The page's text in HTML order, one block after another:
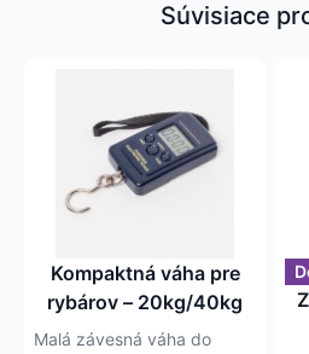
Súvisiace
Kompaktná váha pre
rybárov – 20kg/40kg
Malá závesná váha do